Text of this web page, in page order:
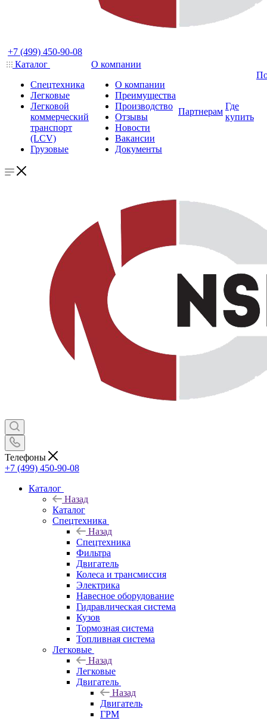
+7 (499) 450-90-08
Каталог
Спецтехника
Легковые
Легковой
коммерческий
транспорт
(LCV)
Грузовые
О компании
О компании
Преимущества
Производство
Отзывы
Новости
Вакансии
Документы
Партнерам
Где
купить
Телефоны
+7 (499) 450-90-08
Каталог
Назад
Каталог
Спецтехника
Назад
Спецтехника
Фильтра
Двигатель
Колеса и трансмиссия
Электрика
Навесное оборудование
Гидравлическая система
Кузов
Тормозная система
Топливная система
Легковые
Назад
Легковые
Двигатель
Назад
Двигатель
ГРМ